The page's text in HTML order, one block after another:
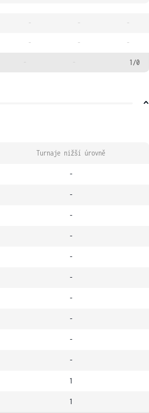
- - -
- - -
- - 1/0
Turnaje nižší úrovně
-
-
-
-
-
-
-
-
-
-
1
1